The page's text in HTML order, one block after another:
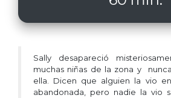
Sally desapareció
muchas niñas de la zona y
ella. Dicen que alguien la vio
abandonada, pero nadie la vio